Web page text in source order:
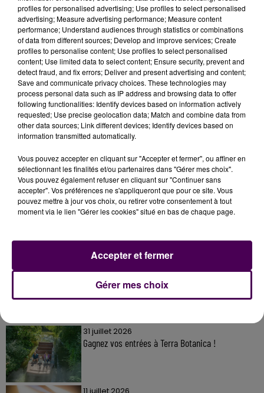
proprioception des chevilles, pas évident de garder
son équilibre. On dit toujours qu’un trail d’environ
vingt kilomètres, c’est l’équivalent d’un marathon sur
route en terme d’énergie. C’est costaud !" précise
l’organisatrice. Et les inscriptions pour ce trail urbain
du Mans, sont possibles jusqu’à vendredi midi
surinternet, et une heure avant la course,
directement sur place.
À LA UNE
31 juillet 2026
Gagnez vos entrées à Terra Botanica !
profiles for personalised advertising; Use profiles to select personalised
advertising; Measure advertising performance; Measure content
performance; Understand audiences through statistics or combinations
of data from different sources; Develop and improve services; Create
profiles to personalise content; Use profiles to select personalised
content; Use limited data to select content; Ensure security, prevent and
detect fraud, and fix errors; Deliver and present advertising and content;
Save and communicate privacy choices. These technologies may
process personal data such as IP address and browsing data to offer
following functionalities: Identify devices based on information actively
requested; Use precise geolocation data; Match and combine data from
other data sources; Link different devices; Identify devices based on
information transmitted automatically.
Vous pouvez accepter en cliquant sur "Accepter et fermer", ou affiner en
sélectionnant les finalités et/ou partenaires dans "Gérer mes choix".
Vous pouvez également refuser en cliquant sur "Continuer sans
accepter". Vos préférences ne s'appliqueront que pour ce site. Vous
pouvez mettre à jour vos choix, ou retirer votre consentement à tout
moment via le lien "Gérer les cookies" situé en bas de chaque page.
Gérer mes choix
Accepter et fermer